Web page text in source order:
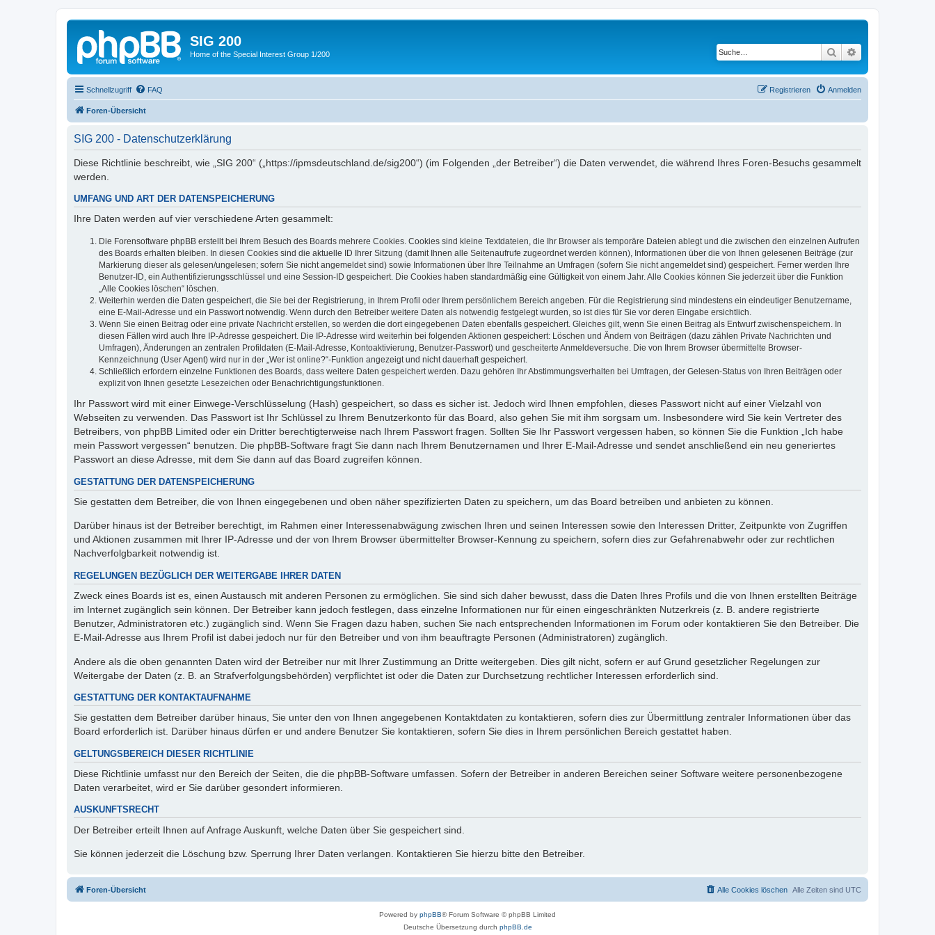
SIG 200
Home of the Special Interest Group 1/200 Suche
Schnellzugriff FAQ Anmelden
Registrieren
Foren-Übersicht
SIG 200 - Datenschutzerklärung
Diese Richtlinie beschreibt, wie „SIG 200“ („https://ipmsdeutschland.de/sig200“) (im Folgenden „der Betreiber“) die Daten verwendet, die während Ihres Foren-Besuchs gesammelt
werden.
UMFANG UND ART DER DATENSPEICHERUNG
Ihre Daten werden auf vier verschiedene Arten gesammelt:
Die Forensoftware phpBB erstellt bei Ihrem Besuch des Boards mehrere Cookies. Cookies sind kleine Textdateien, die Ihr Browser als temporäre Dateien ablegt und die zwischen den einzelnen Aufrufen
des Boards erhalten bleiben. In diesen Cookies sind die aktuelle ID Ihrer Sitzung (damit Ihnen alle Seitenaufrufe zugeordnet werden können), Informationen über die von Ihnen gelesenen Beiträge (zur
Markierung dieser als gelesen/ungelesen; sofern Sie nicht angemeldet sind) sowie Informationen über Ihre Teilnahme an Umfragen (sofern Sie nicht angemeldet sind) gespeichert. Ferner werden Ihre
Benutzer-ID, ein Authentifizierungsschlüssel und eine Session-ID gespeichert. Die Cookies haben standardmäßig eine Gültigkeit von einem Jahr. Alle Cookies können Sie jederzeit über die Funktion
„Alle Cookies löschen“ löschen.
Weiterhin werden die Daten gespeichert, die Sie bei der Registrierung, in Ihrem Profil oder Ihrem persönlichem Bereich angeben. Für die Registrierung sind mindestens ein eindeutiger Benutzername,
eine E-Mail-Adresse und ein Passwort notwendig. Wenn durch den Betreiber weitere Daten als notwendig festgelegt wurden, so ist dies für Sie vor deren Eingabe ersichtlich.
Wenn Sie einen Beitrag oder eine private Nachricht erstellen, so werden die dort eingegebenen Daten ebenfalls gespeichert. Gleiches gilt, wenn Sie einen Beitrag als Entwurf zwischenspeichern. In
diesen Fällen wird auch Ihre IP-Adresse gespeichert. Die IP-Adresse wird weiterhin bei folgenden Aktionen gespeichert: Löschen und Ändern von Beiträgen (dazu zählen Private Nachrichten und
Umfragen), Änderungen an zentralen Profildaten (E-Mail-Adresse, Kontoaktivierung, Benutzer-Passwort) und gescheiterte Anmeldeversuche. Die von Ihrem Browser übermittelte Browser-
Kennzeichnung (User Agent) wird nur in der „Wer ist online?“-Funktion angezeigt und nicht dauerhaft gespeichert.
Schließlich erfordern einzelne Funktionen des Boards, dass weitere Daten gespeichert werden. Dazu gehören Ihr Abstimmungsverhalten bei Umfragen, der Gelesen-Status von Ihren Beiträgen oder
explizit von Ihnen gesetzte Lesezeichen oder Benachrichtigungsfunktionen.
Ihr Passwort wird mit einer Einwege-Verschlüsselung (Hash) gespeichert, so dass es sicher ist. Jedoch wird Ihnen empfohlen, dieses Passwort nicht auf einer Vielzahl von
Webseiten zu verwenden. Das Passwort ist Ihr Schlüssel zu Ihrem Benutzerkonto für das Board, also gehen Sie mit ihm sorgsam um. Insbesondere wird Sie kein Vertreter des
Betreibers, von phpBB Limited oder ein Dritter berechtigterweise nach Ihrem Passwort fragen. Sollten Sie Ihr Passwort vergessen haben, so können Sie die Funktion „Ich habe
mein Passwort vergessen“ benutzen. Die phpBB-Software fragt Sie dann nach Ihrem Benutzernamen und Ihrer E-Mail-Adresse und sendet anschließend ein neu generiertes
Passwort an diese Adresse, mit dem Sie dann auf das Board zugreifen können.
GESTATTUNG DER DATENSPEICHERUNG
Sie gestatten dem Betreiber, die von Ihnen eingegebenen und oben näher spezifizierten Daten zu speichern, um das Board betreiben und anbieten zu können.
Darüber hinaus ist der Betreiber berechtigt, im Rahmen einer Interessenabwägung zwischen Ihren und seinen Interessen sowie den Interessen Dritter, Zeitpunkte von Zugriffen
und Aktionen zusammen mit Ihrer IP-Adresse und der von Ihrem Browser übermittelter Browser-Kennung zu speichern, sofern dies zur Gefahrenabwehr oder zur rechtlichen
Nachverfolgbarkeit notwendig ist.
REGELUNGEN BEZÜGLICH DER WEITERGABE IHRER DATEN
Zweck eines Boards ist es, einen Austausch mit anderen Personen zu ermöglichen. Sie sind sich daher bewusst, dass die Daten Ihres Profils und die von Ihnen erstellten Beiträge
im Internet zugänglich sein können. Der Betreiber kann jedoch festlegen, dass einzelne Informationen nur für einen eingeschränkten Nutzerkreis (z. B. andere registrierte
Benutzer, Administratoren etc.) zugänglich sind. Wenn Sie Fragen dazu haben, suchen Sie nach entsprechenden Informationen im Forum oder kontaktieren Sie den Betreiber. Die
E-Mail-Adresse aus Ihrem Profil ist dabei jedoch nur für den Betreiber und von ihm beauftragte Personen (Administratoren) zugänglich.
Andere als die oben genannten Daten wird der Betreiber nur mit Ihrer Zustimmung an Dritte weitergeben. Dies gilt nicht, sofern er auf Grund gesetzlicher Regelungen zur
Weitergabe der Daten (z. B. an Strafverfolgungsbehörden) verpflichtet ist oder die Daten zur Durchsetzung rechtlicher Interessen erforderlich sind.
GESTATTUNG DER KONTAKTAUFNAHME
Sie gestatten dem Betreiber darüber hinaus, Sie unter den von Ihnen angegebenen Kontaktdaten zu kontaktieren, sofern dies zur Übermittlung zentraler Informationen über das
Board erforderlich ist. Darüber hinaus dürfen er und andere Benutzer Sie kontaktieren, sofern Sie dies in Ihrem persönlichen Bereich gestattet haben.
GELTUNGSBEREICH DIESER RICHTLINIE
Diese Richtlinie umfasst nur den Bereich der Seiten, die die phpBB-Software umfassen. Sofern der Betreiber in anderen Bereichen seiner Software weitere personenbezogene
Daten verarbeitet, wird er Sie darüber gesondert informieren.
AUSKUNFTSRECHT
Der Betreiber erteilt Ihnen auf Anfrage Auskunft, welche Daten über Sie gespeichert sind.
Sie können jederzeit die Löschung bzw. Sperrung Ihrer Daten verlangen. Kontaktieren Sie hierzu bitte den Betreiber.
Foren-Übersicht Alle Zeiten sind UTC
Alle Cookies löschen
Powered by phpBB® Forum Software © phpBB Limited
Deutsche Übersetzung durch phpBB.de